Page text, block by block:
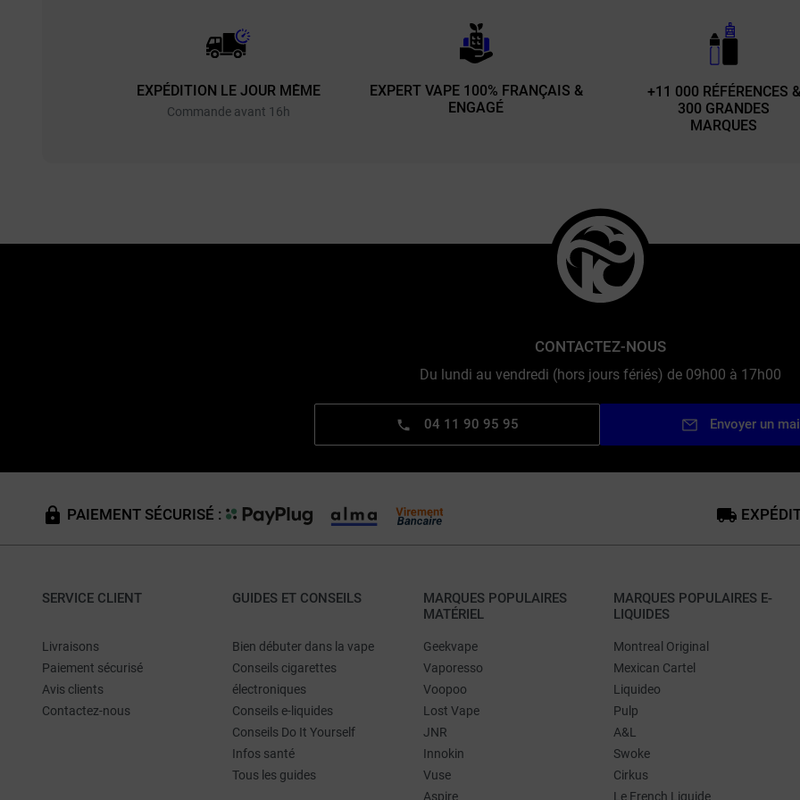
EXPÉDITION LE JOUR MÊME
Commande avant 16h
EXPERT VAPE 100% FRANÇAIS &
ENGAGÉ
+11 000 RÉFÉRENCES &
300 GRANDES
MARQUES
CONTACTEZ-NOUS
Du lundi au vendredi (hors jours fériés) de 09h00 à 17h00
04 11 90 95 95 Envoyer un
PAIEMENT SÉCURISÉ :
SERVICE CLIENT
Livraisons
Paiement sécurisé
Avis clients
Contactez-nous
GUIDES ET CONSEILS
Bien débuter dans la vape
Conseils cigarettes
électroniques
Conseils e-liquides
Conseils Do It Yourself
Infos santé
Tous les guides
MARQUES POPULAIRES
MATÉRIEL
Geekvape
Vaporesso
Voopoo
Lost Vape
JNR
Innokin
Vuse
Aspire
MARQUES POPULAIRES E-
LIQUIDES
Montreal Original
Mexican Cartel
Liquideo
Pulp
A&L
Swoke
Cirkus
Le French Liquide